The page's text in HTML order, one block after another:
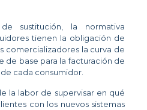
sustitución, la normativa
tienen la obligación de
comercializadores la curva de
de base para la facturación de
cada consumidor.
la labor de supervisar en qué
con los nuevos sistemas